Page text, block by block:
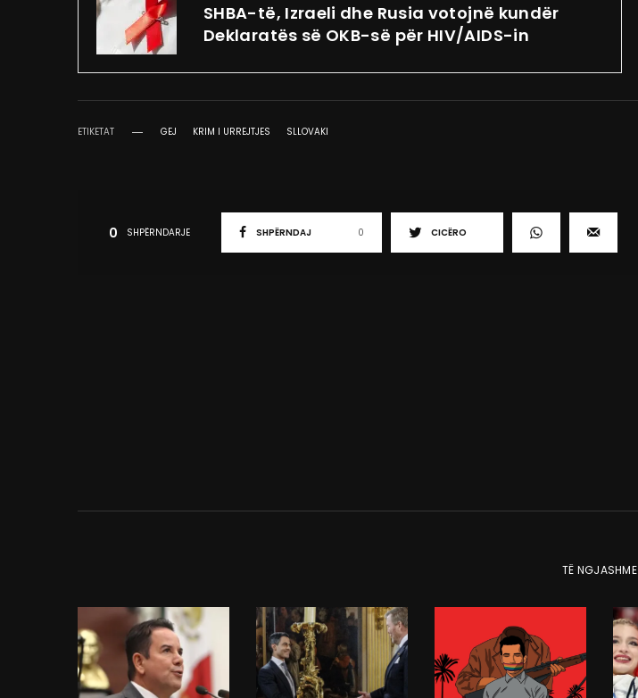
SHBA-të, Izraeli dhe Rusia votojnë kundër
Deklaratës së OKB-së për HIV/AIDS-in
ETIKETAT GEJ KRIM I URREJTJES SLLOVAKI
0 SHPËRNDARJE SHPËRNDAJ 0 CICËRO
TË NGJASHME